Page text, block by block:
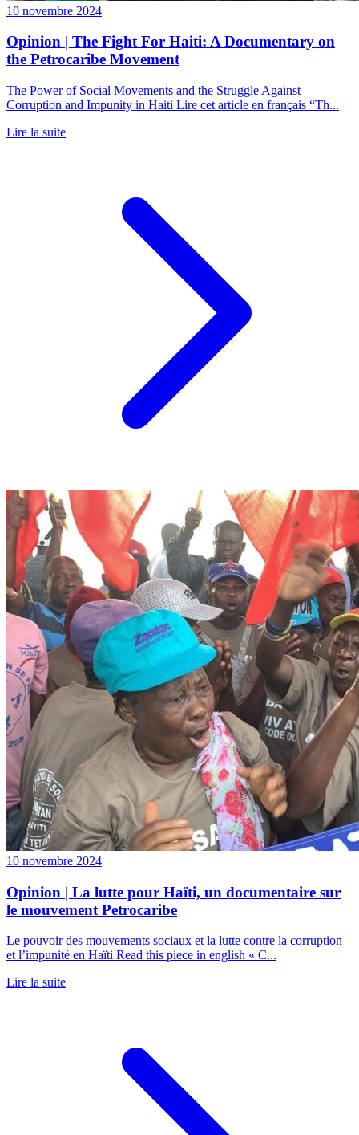
10 novembre 2024
Opinion | The Fight For Haiti: A Documentary on
the Petrocaribe Movement
The Power of Social Movements and the Struggle Against
Corruption and Impunity in Haiti Lire cet article en français “Th...
Lire la suite
10 novembre 2024
Opinion | La lutte pour Haïti, un documentaire sur
le mouvement Petrocaribe
Le pouvoir des mouvements sociaux et la lutte contre la corruption
et l’impunité en Haïti Read this piece in english « C...
Lire la suite